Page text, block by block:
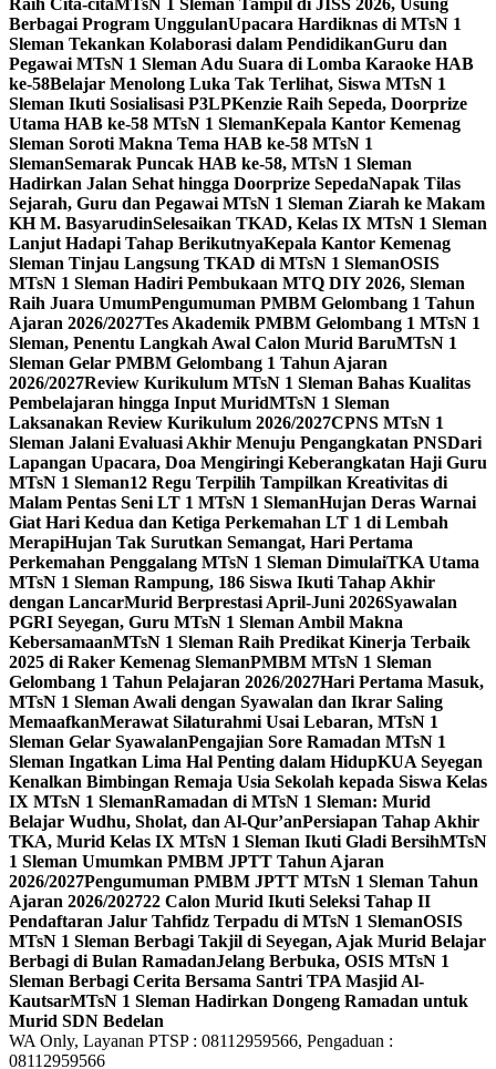
Raih Cita-citaMTsN 1 Sleman Tampil di JISS 2026, Usung
Berbagai Program UnggulanUpacara Hardiknas di MTsN 1
Sleman Tekankan Kolaborasi dalam PendidikanGuru dan
Pegawai MTsN 1 Sleman Adu Suara di Lomba Karaoke HAB
ke-58Belajar Menolong Luka Tak Terlihat, Siswa MTsN 1
Sleman Ikuti Sosialisasi P3LPKenzie Raih Sepeda, Doorprize
Utama HAB ke-58 MTsN 1 SlemanKepala Kantor Kemenag
Sleman Soroti Makna Tema HAB ke-58 MTsN 1
SlemanSemarak Puncak HAB ke-58, MTsN 1 Sleman
Hadirkan Jalan Sehat hingga Doorprize SepedaNapak Tilas
Sejarah, Guru dan Pegawai MTsN 1 Sleman Ziarah ke Makam
KH M. BasyarudinSelesaikan TKAD, Kelas IX MTsN 1 Sleman
Lanjut Hadapi Tahap BerikutnyaKepala Kantor Kemenag
Sleman Tinjau Langsung TKAD di MTsN 1 SlemanOSIS
MTsN 1 Sleman Hadiri Pembukaan MTQ DIY 2026, Sleman
Raih Juara UmumPengumuman PMBM Gelombang 1 Tahun
Ajaran 2026/2027Tes Akademik PMBM Gelombang 1 MTsN 1
Sleman, Penentu Langkah Awal Calon Murid BaruMTsN 1
Sleman Gelar PMBM Gelombang 1 Tahun Ajaran
2026/2027Review Kurikulum MTsN 1 Sleman Bahas Kualitas
Pembelajaran hingga Input MuridMTsN 1 Sleman
Laksanakan Review Kurikulum 2026/2027CPNS MTsN 1
Sleman Jalani Evaluasi Akhir Menuju Pengangkatan PNSDari
Lapangan Upacara, Doa Mengiringi Keberangkatan Haji Guru
MTsN 1 Sleman12 Regu Terpilih Tampilkan Kreativitas di
Malam Pentas Seni LT 1 MTsN 1 SlemanHujan Deras Warnai
Giat Hari Kedua dan Ketiga Perkemahan LT 1 di Lembah
MerapiHujan Tak Surutkan Semangat, Hari Pertama
Perkemahan Penggalang MTsN 1 Sleman DimulaiTKA Utama
MTsN 1 Sleman Rampung, 186 Siswa Ikuti Tahap Akhir
dengan LancarMurid Berprestasi April-Juni 2026Syawalan
PGRI Seyegan, Guru MTsN 1 Sleman Ambil Makna
KebersamaanMTsN 1 Sleman Raih Predikat Kinerja Terbaik
2025 di Raker Kemenag SlemanPMBM MTsN 1 Sleman
Gelombang 1 Tahun Pelajaran 2026/2027Hari Pertama Masuk,
MTsN 1 Sleman Awali dengan Syawalan dan Ikrar Saling
MemaafkanMerawat Silaturahmi Usai Lebaran, MTsN 1
Sleman Gelar SyawalanPengajian Sore Ramadan MTsN 1
Sleman Ingatkan Lima Hal Penting dalam HidupKUA Seyegan
Kenalkan Bimbingan Remaja Usia Sekolah kepada Siswa Kelas
IX MTsN 1 SlemanRamadan di MTsN 1 Sleman: Murid
Belajar Wudhu, Sholat, dan Al-Qur’anPersiapan Tahap Akhir
TKA, Murid Kelas IX MTsN 1 Sleman Ikuti Gladi BersihMTsN
1 Sleman Umumkan PMBM JPTT Tahun Ajaran
2026/2027Pengumuman PMBM JPTT MTsN 1 Sleman Tahun
Ajaran 2026/202722 Calon Murid Ikuti Seleksi Tahap II
Pendaftaran Jalur Tahfidz Terpadu di MTsN 1 SlemanOSIS
MTsN 1 Sleman Berbagi Takjil di Seyegan, Ajak Murid Belajar
Berbagi di Bulan RamadanJelang Berbuka, OSIS MTsN 1
Sleman Berbagi Cerita Bersama Santri TPA Masjid Al-
KautsarMTsN 1 Sleman Hadirkan Dongeng Ramadan untuk
Murid SDN Bedelan
WA Only, Layanan PTSP : 08112959566, Pengaduan :
08112959566